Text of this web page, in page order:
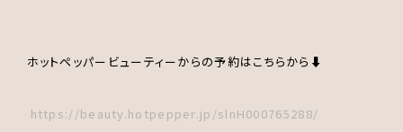
ホットペッパービューティーからの予約はこちらから⬇️
https://beauty.hotpepper.jp/slnH000765288/